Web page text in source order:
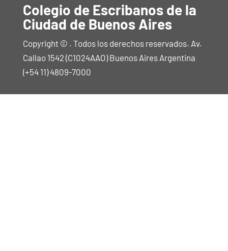
Colegio de Escribanos de la
Ciudad de Buenos Aires
Copyright © . Todos los derechos reservados. Av.
Callao 1542 (C1024AAO) Buenos Aires Argentina
(+54 11) 4809-7000